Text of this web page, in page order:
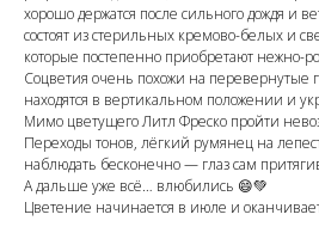
хорошо держатся после сильного дождя и
состоят из стерильных кремово-белых и
которые постепенно приобретают нежно-
Соцветия очень похожи на перевернутые
находятся в вертикальном положении и
Мимо цветущего Литл Фреско пройти
Переходы тонов, лёгкий румянец на
наблюдать бесконечно — глаз сам
А дальше уже всё… влюбились 😄💚
Цветение начинается в июле и